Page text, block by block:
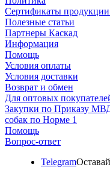
Сертификаты
Полезные статьи
Партнеры Каскад
Информация
Помощь
Условия оплаты
Условия доставки
Возврат и обмен
Для оптовых
Закупки по Приказу
собак по Норме 1
Помощь
Вопрос-ответ
Telegram